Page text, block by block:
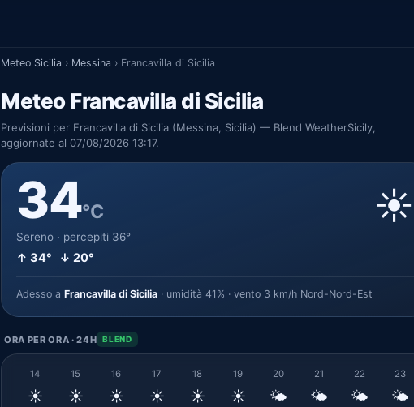
Meteo Sicilia › Messina › Francavilla di Sicilia
Meteo Francavilla di Sicilia
Previsioni per Francavilla di Sicilia (Messina, Sicilia) — Blend WeatherSicily,
aggiornate al 07/08/2026 13:17.
34°C
Sereno · percepiti 36°
↑ 34° ↓ 20°
☀️
Adesso a Francavilla di Sicilia · umidità 41% · vento 3 km/h Nord-Nord-Est
ORA PER ORA · 24H BLEND
14
☀️
15
☀️
16
☀️
17
☀️
18
☀️
19
☀️
20
🌤️
21
🌤️
22
🌤️
23
🌤️